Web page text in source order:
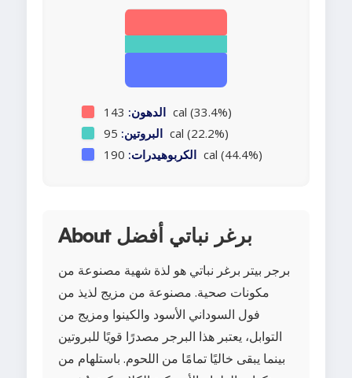
الدهون: 143 cal (33.4%)
البروتين: 95 cal (22.2%)
الكربوهيدرات: 190 cal (44.4%)
About برغر نباتي أفضل
برجر بيتر برغر نباتي هو لذة شهية مصنوعة من
مكونات صحية. مصنوعة من مزيج لذيذ من
فول السوداني الأسود والكينوا ومزيج من
التوابل، يعتبر هذا البرجر مصدرًا قويًا للبروتين
بينما يبقى خاليًا تمامًا من اللحوم. باستلهام من